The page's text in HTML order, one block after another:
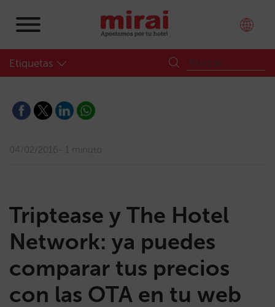
Etiquetas
04/02/2016 1 minuto
Triptease y The Hotel
Network: ya puedes
comparar tus precios
con las OTA en tu web